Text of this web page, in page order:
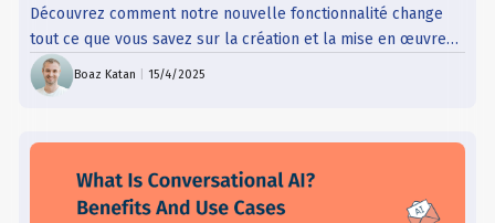
Découvrez comment notre nouvelle fonctionnalité change
tout ce que vous savez sur la création et la mise en œuvre
des chatbots !
Boaz Katan |15/4/2025